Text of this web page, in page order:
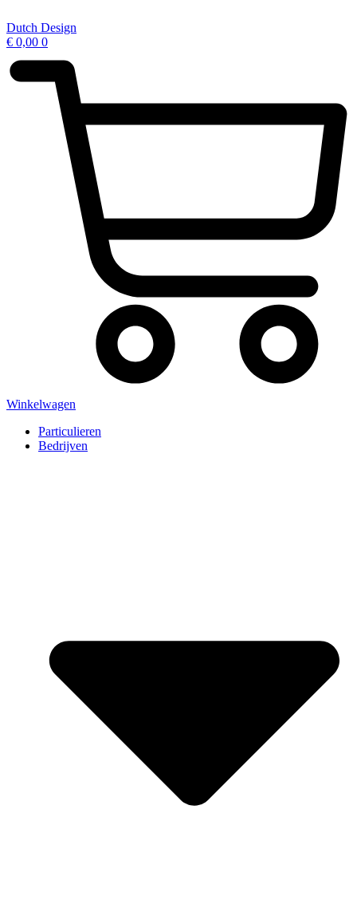
naar
de
Dutch Design
€ 0,00 0
Winkelwagen
Particulieren
Bedrijven